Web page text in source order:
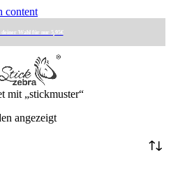
content
deiner Wahl für nur 5,95€
mit „stickmuster“
angezeigt